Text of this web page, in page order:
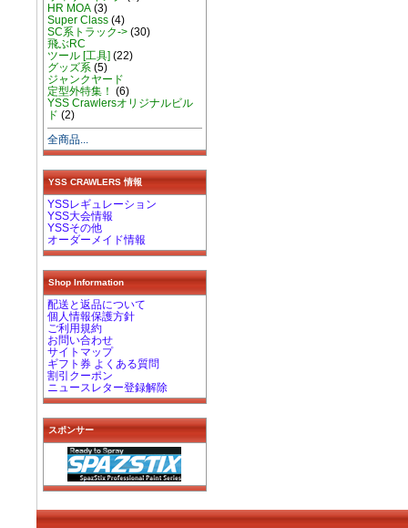
HR MOA(3)
Super Class(4)
SC系トラック->(30)
飛ぶRC
ツール [工具] (22)
グッズ系(5)
ジャンクヤード
定型外特集！ (6)
YSS Crawlersオリジナルビル
ド (2)
全商品...
YSS CRAWLERS 情報
YSSレギュレーション
YSS大会情報
YSSその他
オーダーメイド情報
Shop Information
配送と返品について
個人情報保護方針
ご利用規約
お問い合わせ
サイトマップ
ギフト券 よくある質問
割引クーポン
ニュースレター登録解除
スポンサー